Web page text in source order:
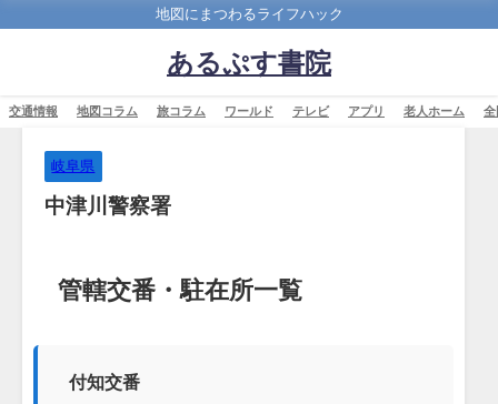
地図にまつわるライフハック
あるぷす書院
交通情報 地図コラム 旅コラム ワールド テレビ アプリ 老人ホーム 全
岐阜県
中津川警察署
管轄交番・駐在所一覧
付知交番